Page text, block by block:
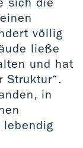
völlig
ließe
und hat
Struktur“.
in